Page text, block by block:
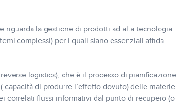
riguarda la gestione di prodotti ad alta tecnologia
complessi) per i quali siano essenziali affida
logistics), che è il processo di pianificazione
di produrre l’effetto dovuto) delle materie
correlati flussi informativi dal punto di recupero (o